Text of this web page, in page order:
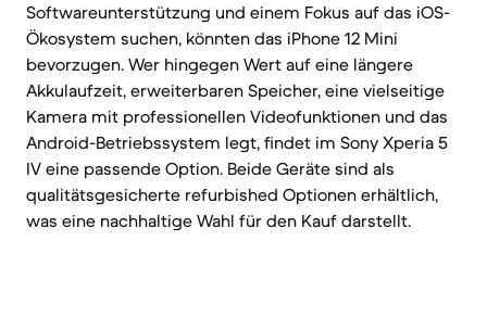
Softwareunterstützung und einem Fokus auf das iOS-
Ökosystem suchen, könnten das iPhone 12 Mini
bevorzugen. Wer hingegen Wert auf eine längere
Akkulaufzeit, erweiterbaren Speicher, eine vielseitige
Kamera mit professionellen Videofunktionen und das
Android-Betriebssystem legt, findet im Sony Xperia 5
IV eine passende Option. Beide Geräte sind als
qualitätsgesicherte refurbished Optionen erhältlich,
was eine nachhaltige Wahl für den Kauf darstellt.